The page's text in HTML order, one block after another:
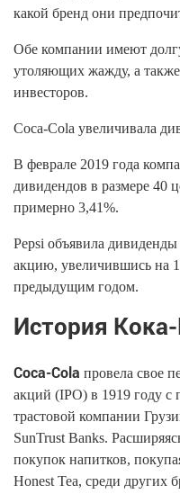
какой бренд они
Обе компании имеют
утоляющих жажду, а
инвесторов.
Coca-Cola увеличивала
В феврале 2019 года
дивидендов в размере 40
примерно 3,41%.
Pepsi объявила
акцию, увеличившись на
предыдущим годом.
История
Coca-Cola провела свое
акций (IPO) в 1919 году с
трастовой компании
SunTrust Banks.
покупок напитков,
Honest Tea, среди других